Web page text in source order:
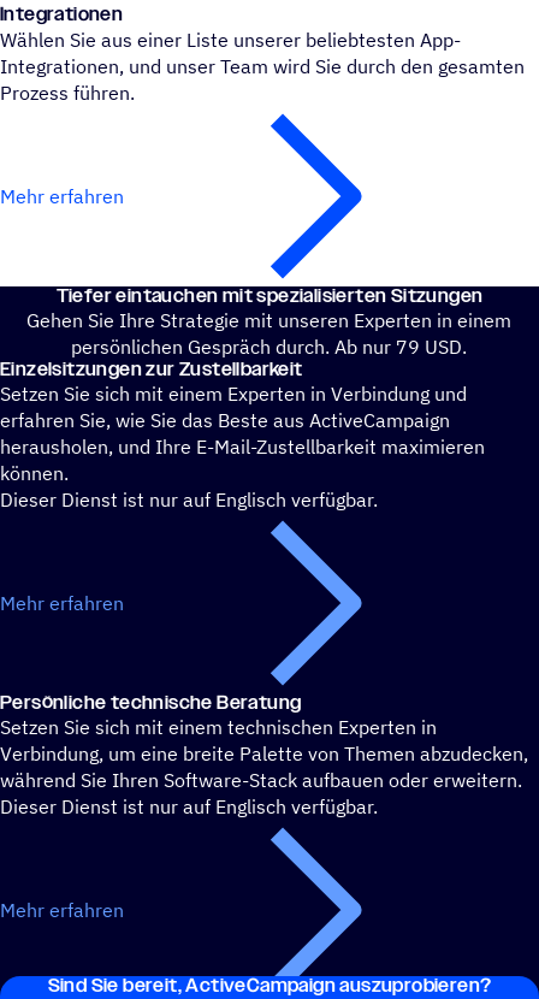
Inte­gra­tio­nen
Wählen Sie aus einer Liste unserer beliebtesten App-
Integrationen, und unser Team wird Sie durch den gesamten
Prozess führen.
Mehr erfahren
Tiefer eintau­chen mit spezialisierten Sitzungen
Gehen Sie Ihre Strategie mit unseren Experten in einem
persönlichen Gespräch durch. Ab nur 79 USD.
Einzel­sit­zun­gen zur Zustellbarkeit
Setzen Sie sich mit einem Experten in Verbindung und
erfahren Sie, wie Sie das Beste aus ActiveCampaign
herausholen, und Ihre E-Mail-Zustellbarkeit maximieren
können.
Dieser Dienst ist nur auf Englisch verfügbar.
Mehr erfahren
Persön­li­che technische Beratung
Setzen Sie sich mit einem technischen Experten in
Verbindung, um eine breite Palette von Themen abzudecken,
während Sie Ihren Software-Stack aufbauen oder erweitern.
Dieser Dienst ist nur auf Englisch verfügbar.
Mehr erfahren
Sind Sie bereit, ActiveCampaign auszuprobieren?